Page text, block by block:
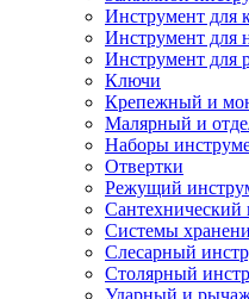
Инструмент для
Инструмент для
Инструмент для
Ключи
Крепежный и
Малярный и
Наборы
Отвертки
Режущий
Сантехнический
Системы
Слесарный
Столярный
Ударный и